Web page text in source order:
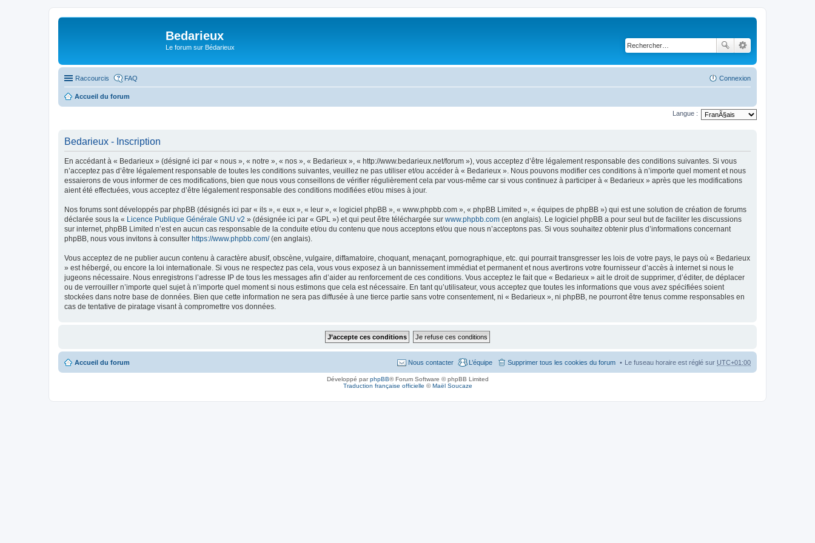
Bedarieux
Le forum sur Bédarieux
Raccourcis FAQ Connexion
Accueil du forum
Langue :
Bedarieux - Inscription
En accédant à « Bedarieux » (désigné ici par « nous », « notre », « nos », « Bedarieux », « http://www.bedarieux.net/forum »), vous acceptez d’être légalement responsable des conditions suivantes. Si vous
n’acceptez pas d’être légalement responsable de toutes les conditions suivantes, veuillez ne pas utiliser et/ou accéder à « Bedarieux ». Nous pouvons modifier ces conditions à n’importe quel moment et nous
essaierons de vous informer de ces modifications, bien que nous vous conseillons de vérifier régulièrement cela par vous-même car si vous continuez à participer à « Bedarieux » après que les modifications
aient été effectuées, vous acceptez d’être légalement responsable des conditions modifiées et/ou mises à jour.
Nos forums sont développés par phpBB (désignés ici par « ils », « eux », « leur », « logiciel phpBB », « www.phpbb.com », « phpBB Limited », « équipes de phpBB ») qui est une solution de création de forums
déclarée sous la « Licence Publique Générale GNU v2 » (désignée ici par « GPL ») et qui peut être téléchargée sur www.phpbb.com (en anglais). Le logiciel phpBB a pour seul but de faciliter les discussions
sur internet, phpBB Limited n’est en aucun cas responsable de la conduite et/ou du contenu que nous acceptons et/ou que nous n’acceptons pas. Si vous souhaitez obtenir plus d’informations concernant
phpBB, nous vous invitons à consulter https://www.phpbb.com/(en anglais).
Vous acceptez de ne publier aucun contenu à caractère abusif, obscène, vulgaire, diffamatoire, choquant, menaçant, pornographique, etc. qui pourrait transgresser les lois de votre pays, le pays où « Bedarieux
» est hébergé, ou encore la loi internationale. Si vous ne respectez pas cela, vous vous exposez à un bannissement immédiat et permanent et nous avertirons votre fournisseur d’accès à internet si nous le
jugeons nécessaire. Nous enregistrons l’adresse IP de tous les messages afin d’aider au renforcement de ces conditions. Vous acceptez le fait que « Bedarieux » ait le droit de supprimer, d’éditer, de déplacer
ou de verrouiller n’importe quel sujet à n’importe quel moment si nous estimons que cela est nécessaire. En tant qu’utilisateur, vous acceptez que toutes les informations que vous avez spécifiées soient
stockées dans notre base de données. Bien que cette information ne sera pas diffusée à une tierce partie sans votre consentement, ni « Bedarieux », ni phpBB, ne pourront être tenus comme responsables en
cas de tentative de piratage visant à compromettre vos données.
Accueil du forum Le fuseau horaire est réglé sur UTC+01:00
Supprimer tous les cookies du forum
L’équipe
Nous contacter
Développé parphpBB® Forum Software © phpBB Limited
Traduction française officielle ©Maël Soucaze